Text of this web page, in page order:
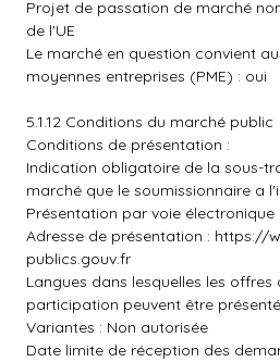
Projet de passation de marché
de l'UE
Le marché en question convient
moyennes entreprises (PME) : oui
5.1.12 Conditions du marché public
Conditions de présentation :
Indication obligatoire de la sous-
marché que le soumissionnaire a
Présentation par voie électronique
Adresse de présentation : https://
publics.gouv.fr
Langues dans lesquelles les
participation peuvent être
Variantes : Non autorisée
Date limite de réception des